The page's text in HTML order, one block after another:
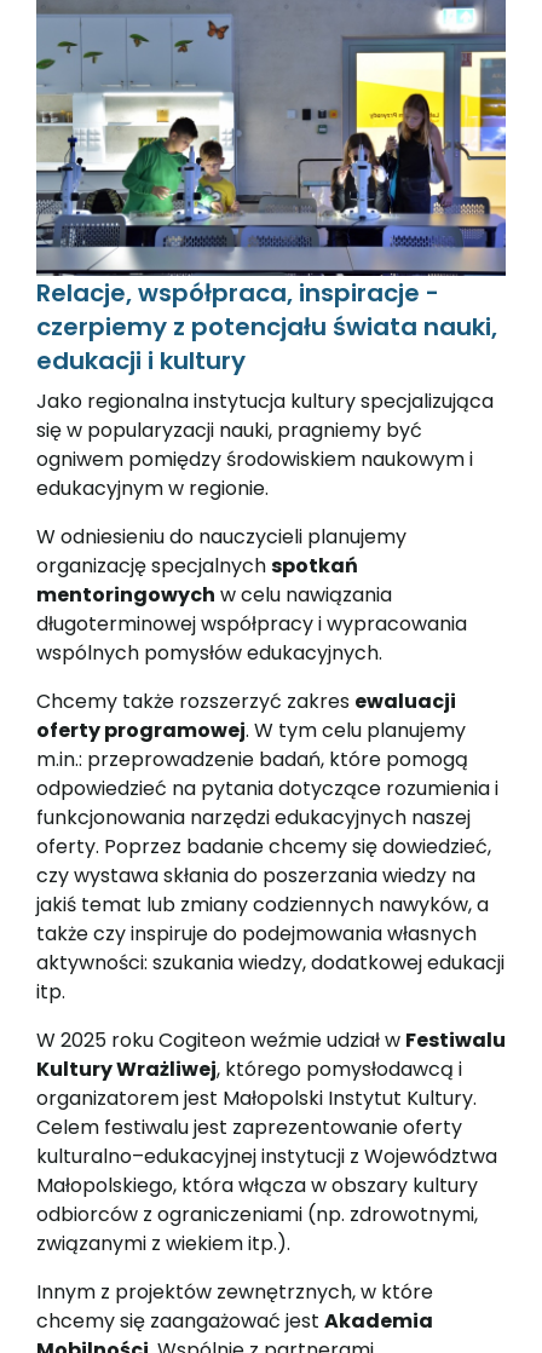
Relacje, współpraca, inspiracje -
czerpiemy z potencjału świata nauki,
edukacji i kultury
Jako regionalna instytucja kultury specjalizująca
się w popularyzacji nauki, pragniemy być
ogniwem pomiędzy środowiskiem naukowym i
edukacyjnym w regionie.
W odniesieniu do nauczycieli planujemy
organizację specjalnychspotkań
mentoringowych w celu nawiązania
długoterminowej współpracy i wypracowania
wspólnych pomysłów edukacyjnych.
Chcemy także rozszerzyć zakres ewaluacji
oferty programowej. W tym celu planujemy
m.in.: przeprowadzenie badań, które pomogą
odpowiedzieć na pytania dotyczące rozumienia i
funkcjonowania narzędzi edukacyjnych naszej
oferty. Poprzez badanie chcemy się dowiedzieć,
czy wystawa skłania do poszerzania wiedzy na
jakiś temat lub zmiany codziennych nawyków, a
także czy inspiruje do podejmowania własnych
aktywności: szukania wiedzy, dodatkowej edukacji
itp.
W 2025 roku Cogiteon weźmie udział w Festiwalu
Kultury Wrażliwej, którego pomysłodawcą i
organizatorem jest Małopolski Instytut Kultury.
Celem festiwalu jest zaprezentowanie oferty
kulturalno–edukacyjnej instytucji z Województwa
Małopolskiego, która włącza w obszary kultury
odbiorców z ograniczeniami (np. zdrowotnymi,
związanymi z wiekiem itp.).
Innym z projektów zewnętrznych, w które
chcemy się zaangażować jest Akademia